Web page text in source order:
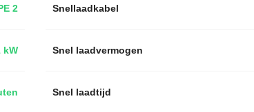
2
kW
Snellaadkabel
Snel laadvermogen
Snel laadtijd